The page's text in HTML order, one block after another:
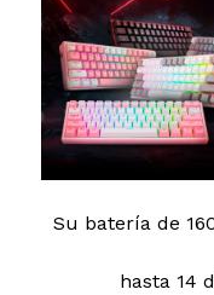
Su batería de
hasta 14